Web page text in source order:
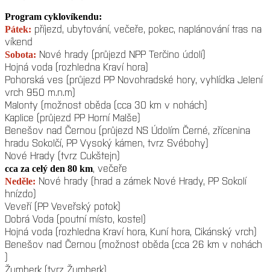
Program cyklovíkendu:
Pátek: příjezd, ubytování, večeře, pokec, naplánování tras na
víkend
Sobota: Nové hrady (průjezd NPP Terčino údolí)
Hojná voda (rozhledna Kraví hora)
Pohorská ves (průjezd PP Novohradské hory, vyhlídka Jelení
vrch 950 m.n.m)
Malonty (možnost oběda (cca 30 km v nohách)
Kaplice (průjezd PP Horní Malše)
Benešov nad Černou (průjezd NS Údolím Černé, zřícenina
hradu Sokolčí, PP Vysoký kámen, tvrz Svébohy)
Nové Hrady (tvrz Cukštejn)
cca za celý den 80 km , večeře
Neděle: Nové hrady (hrad a zámek Nové Hrady, PP Sokolí
hnízdo)
Veveří (PP Veveřský potok)
Dobrá Voda (poutní místo, kostel)
Hojná voda (rozhledna Kraví hora, Kuní hora, Cikánský vrch)
Benešov nad Černou (možnost oběda (cca 26 km v nohách
)
Žumberk (tvrz Žumberk)